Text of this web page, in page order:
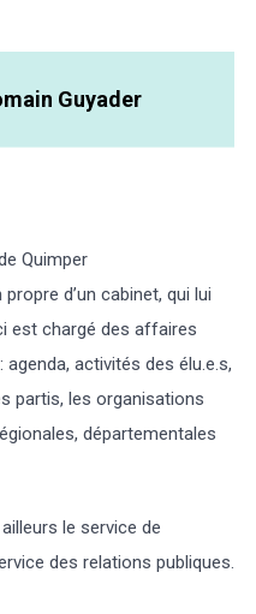
Guyader
Quimper
d’un cabinet, qui lui
est chargé des affaires
activités des élu.e.s,
partis, les organisations
départementales
le service de
des relations publiques.